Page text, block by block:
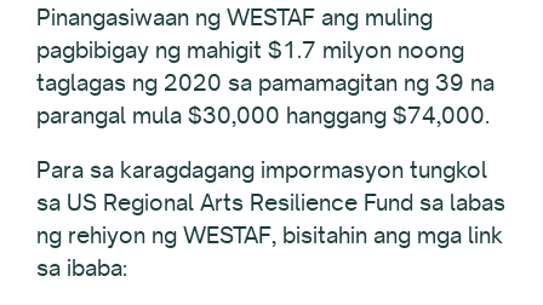
Pinangasiwaan ng WESTAF ang muling
pagbibigay ng mahigit $1.7 milyon noong
taglagas ng 2020 sa pamamagitan ng 39 na
parangal mula $30,000 hanggang $74,000.
Para sa karagdagang impormasyon tungkol
sa US Regional Arts Resilience Fund sa labas
ng rehiyon ng WESTAF, bisitahin ang mga link
sa ibaba: